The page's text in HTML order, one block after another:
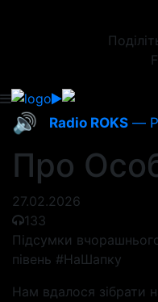
🔊 Radio ROKS —
Про
27.02.2026
133
Підсумки
півень #НаШапку
Нам вдалося зібрати